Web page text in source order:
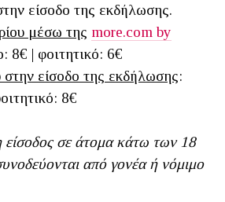
είσοδο της εκδήλωσης.
μέσω της more.com by
8€ | φοιτητικό: 6€
στην είσοδο της εκδήλωσης:
8€
είσοδος σε άτομα κάτω των 18
από γονέα ή νόμιμο